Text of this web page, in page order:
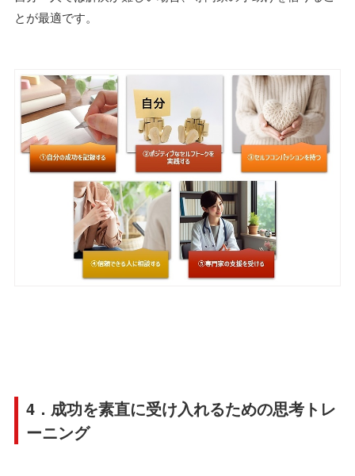
とが最適です。
4．成功を素直に受け入れるための思考トレ
ーニング